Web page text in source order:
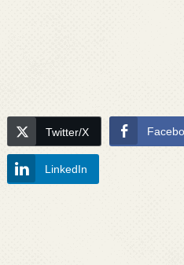
Twitter/X
LinkedIn